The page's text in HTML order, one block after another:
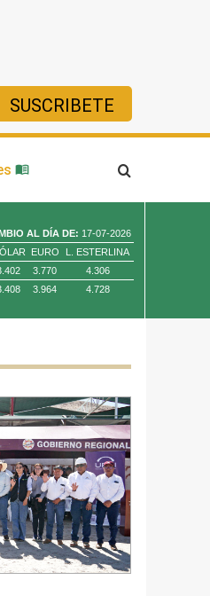
SUSCRIBETE
US $/ Oz. Tr.
AL DÍA DE: 17-07-2026
EURO
L. ESTERLINA
3.770
4.306
3.964 4.728